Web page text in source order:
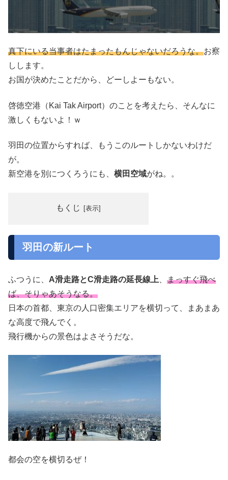
真下にいる当事者はたまったもんじゃないだろうな。お察
しします。
お国が決めたことだから、どーしよーもない。
啓徳空港（Kai Tak Airport）のことを考えたら、そんなに
激しくもないよ！ｗ
羽田の位置からすれば、もうこのルートしかないわけだ
が。
新空港を別につくろうにも、 横田空域がね。。
もくじ
羽田の新ルート
ふつうに、 A滑走路とC滑走路の延長線上
まっすぐ飛べ
ば、そりゃあそうなる。
日本の首都、東京の人口密集エリアを横切って、まあまあ
な高度で飛んでく。
飛行機からの景色はよさそうだな。
都会の空を横切るぜ！